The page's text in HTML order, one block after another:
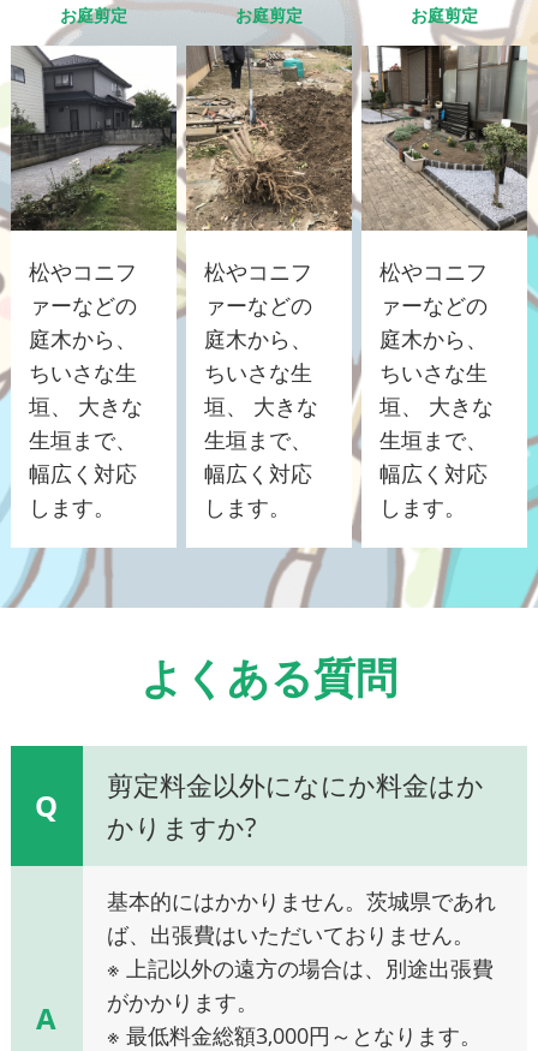
お庭剪定
松やコニフ
ァーなどの
庭木から、
ちいさな生
垣、 大きな
生垣まで、
幅広く対応
します。
お庭剪定
松やコニフ
ァーなどの
庭木から、
ちいさな生
垣、 大きな
生垣まで、
幅広く対応
します。
お庭剪定
松やコニフ
ァーなどの
庭木から、
ちいさな生
垣、 大きな
生垣まで、
幅広く対応
します。
よくある質問
Q
剪定料金以外になにか料金はか
かりますか?
A
基本的にはかかりません。茨城県であれ
ば、出張費はいただいておりません。
※ 上記以外の遠方の場合は、別途出張費
がかかります。
※ 最低料金総額3,000円～となります。